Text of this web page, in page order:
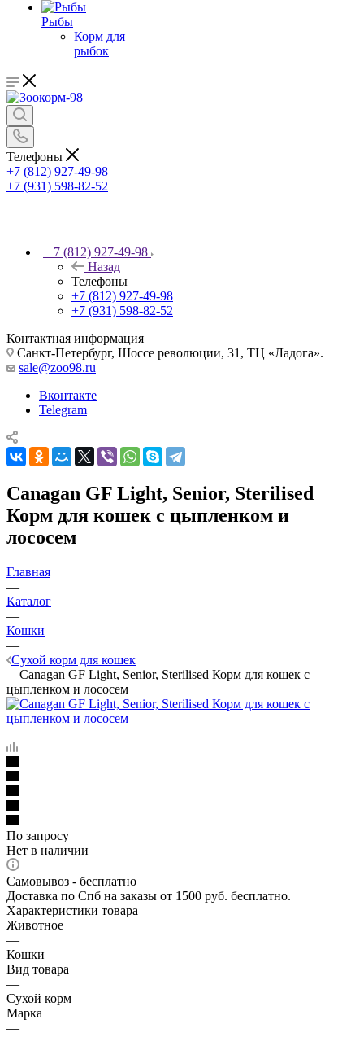
Рыбы
Корм для
рыбок
Телефоны
+7 (812) 927-49-98
+7 (931) 598-82-52
+7 (812) 927-49-98
Назад
Телефоны
+7 (812) 927-49-98
+7 (931) 598-82-52
Контактная информация
Санкт-Петербург, Шоссе революции, 31, ТЦ «Ладога».
sale@zoo98.ru
Вконтакте
Telegram
Canagan GF Light, Senior, Sterilised
Корм для кошек с цыпленком и
лососем
Главная
—
Каталог
—
Кошки
—
Сухой корм для кошек
—Canagan GF Light, Senior, Sterilised Корм для кошек с
цыпленком и лососем
По запросу
Нет в наличии
Самовывоз - бесплатно
Доставка по Спб на заказы от 1500 руб. бесплатно.
Характеристики товара
Животное
—
Кошки
Вид товара
—
Сухой корм
Марка
—